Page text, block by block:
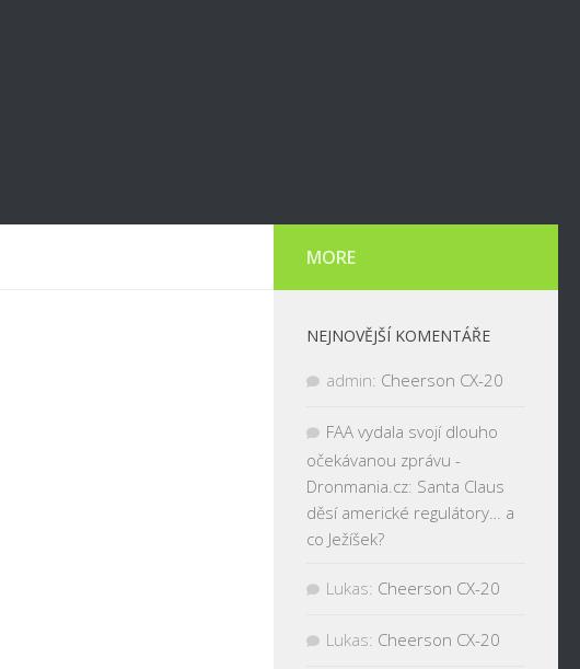
MORE
NEJNOVĚJŠÍ KOMENTÁŘE
admin: Cheerson CX-20
FAA vydala svojí dlouho
očekávanou zprávu -
Dronmania.cz: Santa Claus
děsí americké regulátory… a
co Ježíšek?
Lukas: Cheerson CX-20
Lukas: Cheerson CX-20